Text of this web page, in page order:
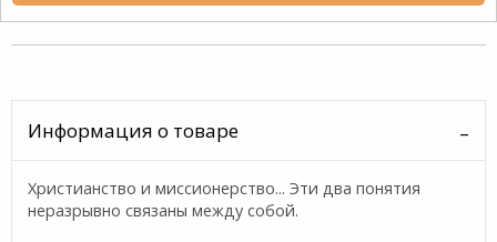
Информация о товаре
Христианство и миссионерство... Эти два понятия
неразрывно связаны между собой.